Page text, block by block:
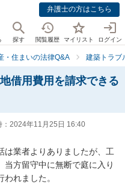
弁護士の方はこちら
探す 閲覧履歴 マイリスト ログイン
・住まいの法律Q&A 建築トラブ
借用費用を請求できる
2024年11月25日 16:40
は業者よりありましたが、工
方留守中に無断で庭に入り
れました。